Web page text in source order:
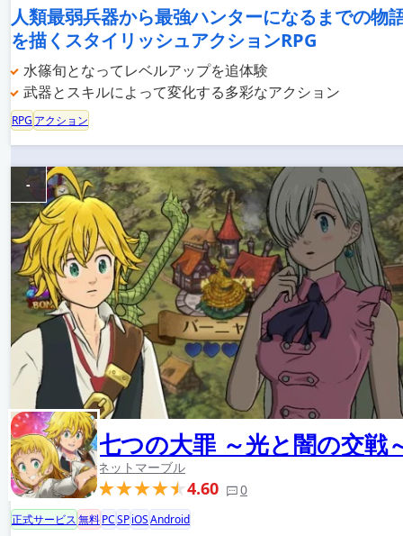
人類最弱兵器から最強ハンターになるまでの物
を描くスタイリッシュアクションRPG
水篠旬となってレベルアップを追体験
武器とスキルによって変化する多彩なアクション
RPG アクション
七つの大罪 ～光と闇の交戦
ネットマーブル
4.60 0
-
正式サービス無料PCSPiOSAndroid